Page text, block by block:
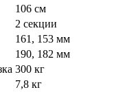
106 см
2 секции
161, 153 мм
190, 182 мм
300 кг
7,8 кг